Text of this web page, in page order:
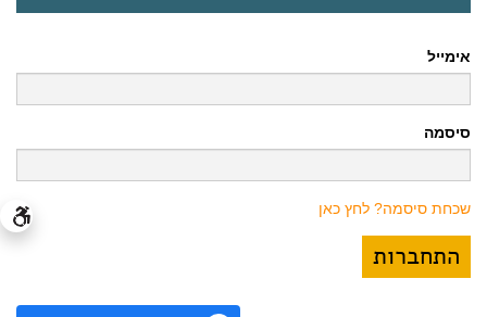
אימייל
סיסמה
שכחת סיסמה? לחץ כאן